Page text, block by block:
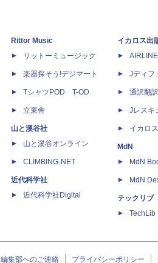
Rittor Music
リットーミュージック
楽器探そう!デジマート
TシャツPOD T-OD
立東舎
山と溪谷社
山と溪谷オンライン
CLIMBING-NET
近代科学社
近代科学社Digital
イカロス出
Jディフ
通訳翻
Jレスキ
イカロ
MdN
MdN
MdN
テックリブ
TechLib
編集部へのご連絡 プライバシーポリシー